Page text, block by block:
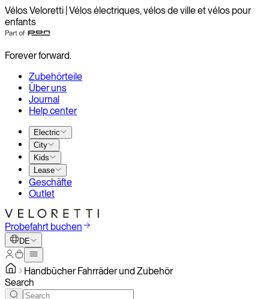
Vélos Veloretti | Vélos électriques, vélos de ville et vélos pour
enfants
Forever forward.
Zubehörteile
Über uns
Journal
Help center
Electric
City
Kids
Lease
Geschäfte
Outlet
Probefahrt buchen
DE
Handbücher Fahrräder und Zubehör
Search